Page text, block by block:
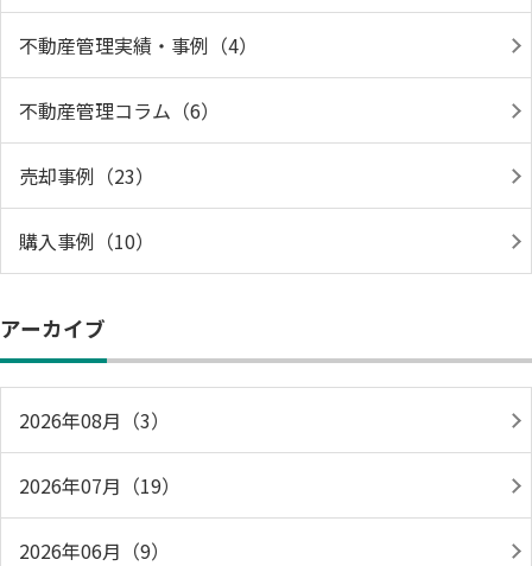
不動産管理実績・事例（4）
不動産管理コラム（6）
売却事例（23）
購入事例（10）
アーカイブ
2026年08月（3）
2026年07月（19）
2026年06月（9）